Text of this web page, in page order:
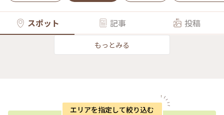
スポット 記事 投稿
もっとみる
エリアを指定して絞り込む